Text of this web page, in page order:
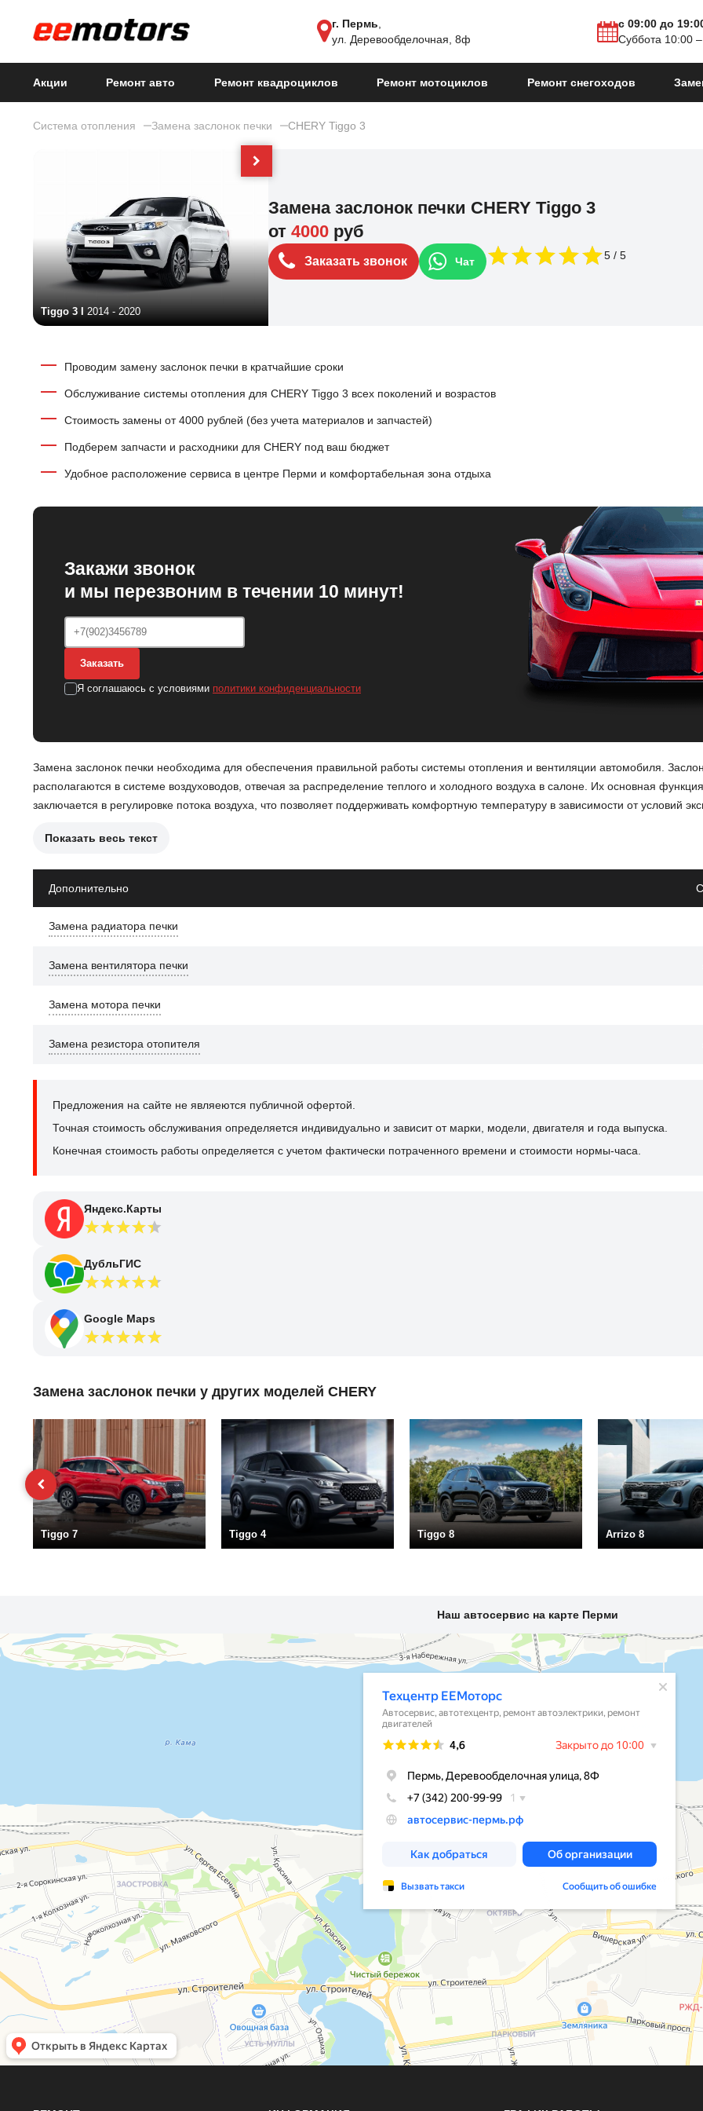
г. Пермь
ул. Деревообделочная, 8ф
с 09:00 до
Суббота 10:00
Акции Ремонт авто Ремонт квадроциклов Ремонт мотоциклов Ремонт снегоходов
Система отопления Замена заслонок печки CHERY Tiggo 3
Tiggo 3 I 2014 - 2020
Замена заслонок печки CHERY Tiggo 3
от 4000 руб
Заказать звонок Чат 5
Проводим замену заслонок печки в кратчайшие сроки
Обслуживание системы отопления для CHERY Tiggo 3 всех поколений и возрастов
Стоимость замены от 4000 рублей (без учета материалов и запчастей)
Подберем запчасти и расходники для CHERY под ваш бюджет
Удобное расположение сервиса в центре Перми и комфортабельная зона отдыха
Закажи звонок
и мы перезвоним в течении 10 минут!
Заказать
Я соглашаюсь с условиями политики конфиденциальности
Замена заслонок печки необходима для обеспечения правильной работы системы отопления и вентиляции автомобиля.
располагаются в системе воздуховодов, отвечая за распределение теплого и холодного воздуха в салоне. Их основная функция
заключается в регулировке потока воздуха, что позволяет поддерживать комфортную температуру в зависимости от условий
Причины замены заслонок печки могут включать:
Застревание заслонки в открытом или закрытом положении, что влияет на эффективность обогрева.
Повреждение заслонки, что может привести к утечкам воздуха и снижению производительности системы.
После замены заслонок печки автомобиль CHERY Tiggo 3 будет обеспечивать более точное распределение воздуха, что
Показать весь текст
Дополнительно
Замена радиатора печки
Замена вентилятора печки
Замена мотора печки
Замена резистора отопителя
Предложения на сайте не являеются публичной офертой.
Точная стоимость обслуживания определяется индивидуально и зависит от марки, модели, двигателя и года выпуска.
Конечная стоимость работы определяется с учетом фактически потраченного времени и стоимости нормы-часа.
Яндекс.Карты
ДубльГИС
Google Maps
Замена заслонок печки у других моделей CHERY
Tiggo 7 Tiggo 4 Tiggo 8 Arrizo 8
Наш автосервис на карте Перми